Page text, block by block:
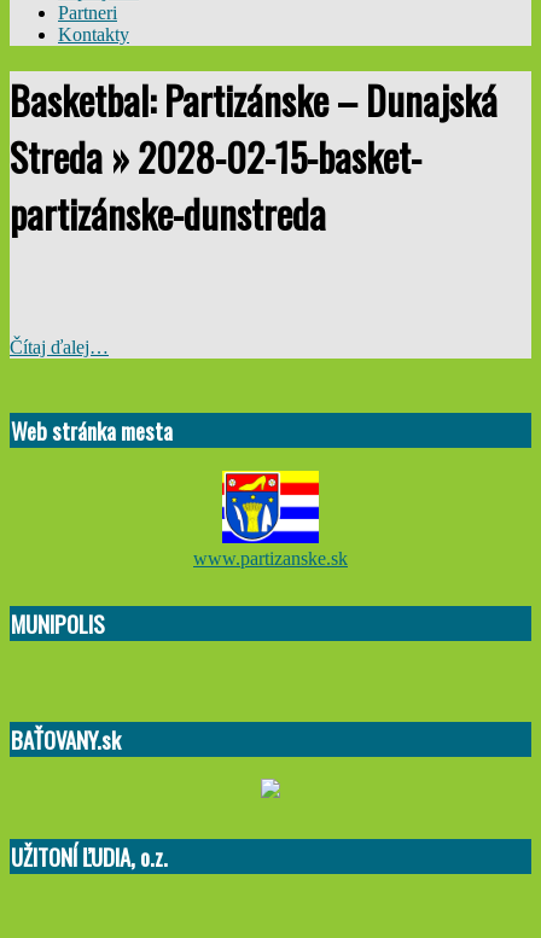
Partneri
Kontakty
Basketbal: Partizánske – Dunajská
Streda »2028-02-15-basket-
partizánske-dunstreda
Čítaj ďalej…
02-
15
Web stránka mesta
www.partizanske.sk
MUNIPOLIS
BAŤOVANY.sk
UŽITONÍ ĽUDIA, o.z.